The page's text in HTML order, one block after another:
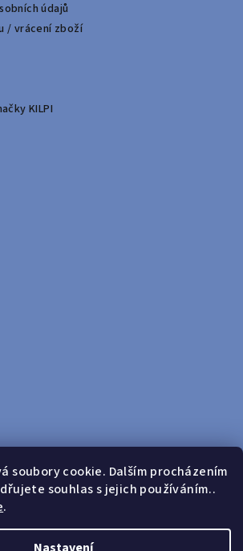
soubory cookie. Dalším procházením
souhlas s jejich používáním..
.
údajů
/ vrácení zboží
KILPI
na Instagramu
Doprava zdarma od 599 Kč